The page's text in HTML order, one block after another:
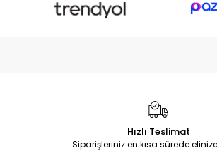
Hızlı Teslimat
Siparişleriniz en kısa sürede